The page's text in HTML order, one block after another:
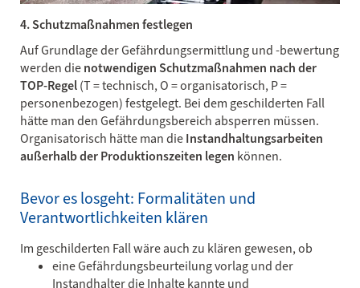
4. Schutzmaßnahmen festlegen
Auf Grundlage der Gefährdungsermittlung und -bewertung
werden dienotwendigen Schutzmaßnahmen nach der
TOP-Regel(T = technisch, O = organisatorisch, P =
personenbezogen) festgelegt. Bei dem geschilderten Fall
hätte man den Gefährdungsbereich absperren müssen.
Organisatorisch hätte man dieInstandhaltungsarbeiten
außerhalb der Produktionszeiten legen können.
Bevor es losgeht: Formalitäten und
Verantwortlichkeiten klären
Im geschilderten Fall wäre auch zu klären gewesen, ob
eine Gefährdungsbeurteilung vorlag und der
Instandhalter die Inhalte kannte und